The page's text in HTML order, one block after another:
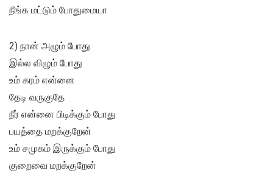
நீங்க மட்டும் போதுமையா
2) நான் அழும் போது
இல்ல விழும் போது
உம் கரம் என்னை
தேடி வருகுதே
நீர் என்னை பிடிக்கும் போது
பயத்தை மறக்குறேன்
உம் சமுகம் இருக்கும் போது
குறைவை மறக்குறேன்